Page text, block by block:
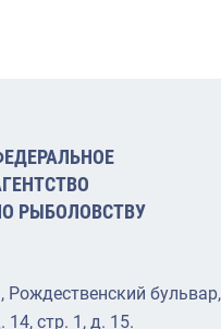
РЫБОЛОВСТВУ
Рождественский бульвар,
14, стр. 1, д. 15.